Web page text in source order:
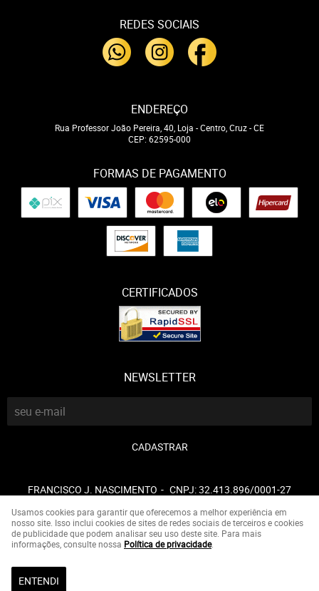
REDES SOCIAIS
ENDEREÇO
Rua Professor João Pereira, 40, Loja -Centro, Cruz-CE
CEP: 62595-000
FORMAS DE PAGAMENTO
CERTIFICADOS
NEWSLETTER
CADASTRAR
FRANCISCO J. NASCIMENTO CNPJ: 32.413.896/0001-27
LOJA VIRTUAL CRIADA POR
Usamos cookies para garantir que oferecemos a melhor experiência em
nosso site. Isso inclui cookies de sites de redes sociais de terceiros e cookies
de publicidade que podem analisar seu uso deste site. Para mais
informações, consulte nossa Política de privacidade.
ENTENDI